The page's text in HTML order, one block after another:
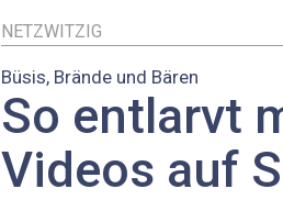
EU-
NETZWITZIG
Büsis, Brände und Bären
So entlarvt
Videos auf